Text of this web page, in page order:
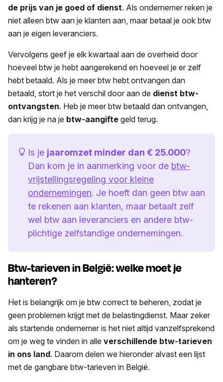
de prijs van je goed of dienst. Als ondernemer reken je
niet alleen btw aan je klanten aan, maar betaal je ook btw
aan je eigen leveranciers.
Vervolgens geef je elk kwartaal aan de overheid door
hoeveel btw je hebt aangerekend en hoeveel je er zelf
hebt betaald. Als je meer btw hebt ontvangen dan
betaald, stort je het verschil door aan de dienst btw-
ontvangsten. Heb je meer btw betaald dan ontvangen,
dan krijg je na je btw-aangifte geld terug.
Is je jaaromzet minder dan € 25.000?
Dan kom je in aanmerking voor de btw-
vrijstellingsregeling voor kleine
ondernemingen. Je hoeft dan geen btw aan
te rekenen aan klanten, maar betaalt zelf
wel btw aan leveranciers en andere btw-
plichtige zelfstandige ondernemingen.
Btw-tarieven in België: welke moet je
hanteren?
Het is belangrijk om je btw correct te beheren, zodat je
geen problemen krijgt met de belastingdienst. Maar zeker
als startende ondernemer is het niet altijd vanzelfsprekend
om je weg te vinden in alle verschillende btw-tarieven
in ons land. Daarom delen we hieronder alvast een lijst
met de gangbare btw-tarieven in België.